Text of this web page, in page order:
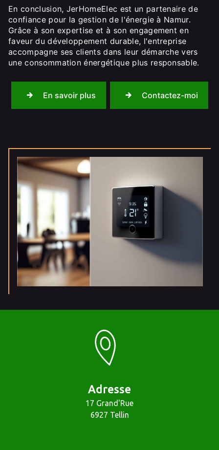
En conclusion, JerHomeElec est un partenaire de
confiance pour la gestion de l'énergie à Namur.
Grâce à son expertise et à son engagement en
faveur du développement durable, l'entreprise
accompagne ses clients dans leur démarche vers
une consommation énergétique plus responsable.
En savoir plus Contactez-moi
Adresse
17 Grand'Rue
6927 Tellin